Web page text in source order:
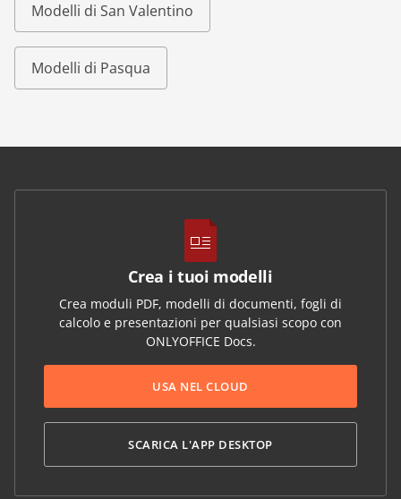
Modelli di San Valentino
Modelli di Pasqua
Crea i tuoi modelli
Crea moduli PDF, modelli di documenti, fogli di
calcolo e presentazioni per qualsiasi scopo con
ONLYOFFICE Docs.
USA NEL CLOUD
SCARICA L'APP DESKTOP